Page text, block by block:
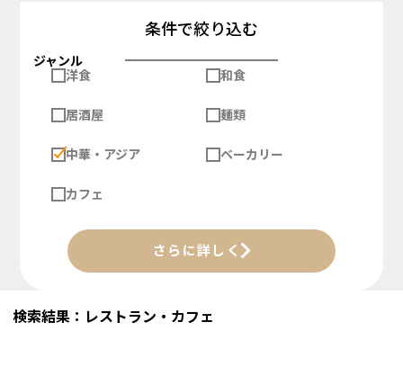
条件で絞り込む
ジャンル
洋食
和食
居酒屋 麺類
中華・アジア ベーカリー
カフェ
さらに詳しく
検索結果：レストラン・カフェ